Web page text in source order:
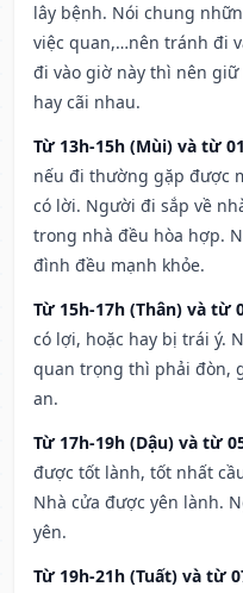
lây bệnh. Nói chung
việc quan,…nên tránh đi
đi vào giờ này thì nên
hay cãi nhau.
Từ 13h-15h (Mùi) và từ
nếu đi thường gặp được
có lời. Người đi sắp về
trong nhà đều hòa hợp.
đình đều mạnh khỏe.
Từ 15h-17h (Thân) và từ
có lợi, hoặc hay bị trái ý.
quan trọng thì phải đòn,
an.
Từ 17h-19h (Dậu) và từ
được tốt lành, tốt nhất
Nhà cửa được yên lành.
yên.
Từ 19h-21h (Tuất) và từ